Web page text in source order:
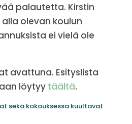
palautetta. Kirstin
olevan koulun
ei vielä ole
avattuna. Esityslista
löytyy täältä.
sekä kokouksessa kuultavat